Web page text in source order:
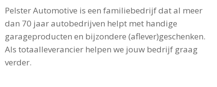
Pelster Automotive is een familiebedrijf dat al meer
dan 70 jaar autobedrijven helpt met handige
garageproducten en bijzondere (aflever)geschenken.
Als totaalleverancier helpen we jouw bedrijf graag
verder.